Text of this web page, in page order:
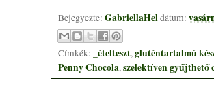
Bejegyezte: GabriellaHeldátum:
Címkék: _ételteszt,gluténtartalmú
Penny Chocola,szelektíven gyűjthető